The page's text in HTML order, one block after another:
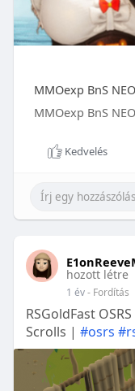
MMOexp BnS
MMOexp BnS
Kedvelés
hozott létre
1 év- Fordítás
RSGoldFast
Scrolls | #osrs